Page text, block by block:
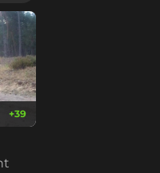
+39